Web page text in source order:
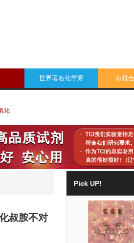
世界著名化学家 有机
化
叔胺不对
Pick UP!